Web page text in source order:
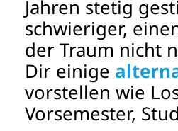
Jahren stetig
schwieriger,
der Traum nicht
Dir einige
vorstellen wie
Vorsemester,